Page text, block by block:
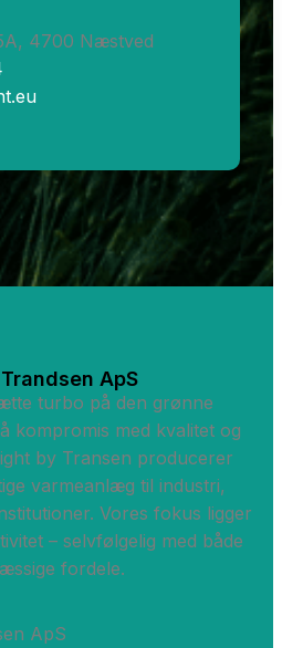
4700 Næstved
ApS
turbo på den grønne
kompromis med kvalitet og
by Transen producerer
varmeanlæg til industri,
Vores fokus ligger
– selvfølgelig med både
fordele.
ApS